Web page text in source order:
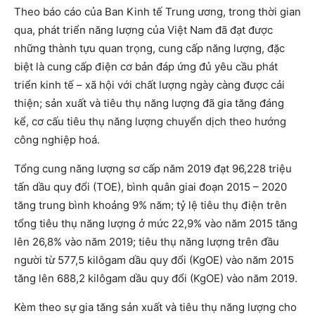
Theo báo cáo của Ban Kinh tế Trung ương, trong thời gian
qua, phát triển năng lượng của Việt Nam đã đạt được
những thành tựu quan trọng, cung cấp năng lượng, đặc
biệt là cung cấp điện cơ bản đáp ứng đủ yêu cầu phát
triển kinh tế – xã hội với chất lượng ngày càng được cải
thiện; sản xuất và tiêu thụ năng lượng đã gia tăng đáng
kể, cơ cấu tiêu thụ năng lượng chuyển dịch theo hướng
công nghiệp hoá.
Tổng cung năng lượng sơ cấp năm 2019 đạt 96,228 triệu
tấn dầu quy đổi (TOE), bình quân giai đoạn 2015 – 2020
tăng trung bình khoảng 9% năm; tỷ lệ tiêu thụ điện trên
tổng tiêu thụ năng lượng ở mức 22,9% vào năm 2015 tăng
lên 26,8% vào năm 2019; tiêu thụ năng lượng trên đầu
người từ 577,5 kilôgam dầu quy đổi (KgOE) vào năm 2015
tăng lên 688,2 kilôgam dầu quy đổi (KgOE) vào năm 2019.
Kèm theo sự gia tăng sản xuất và tiêu thụ năng lượng cho